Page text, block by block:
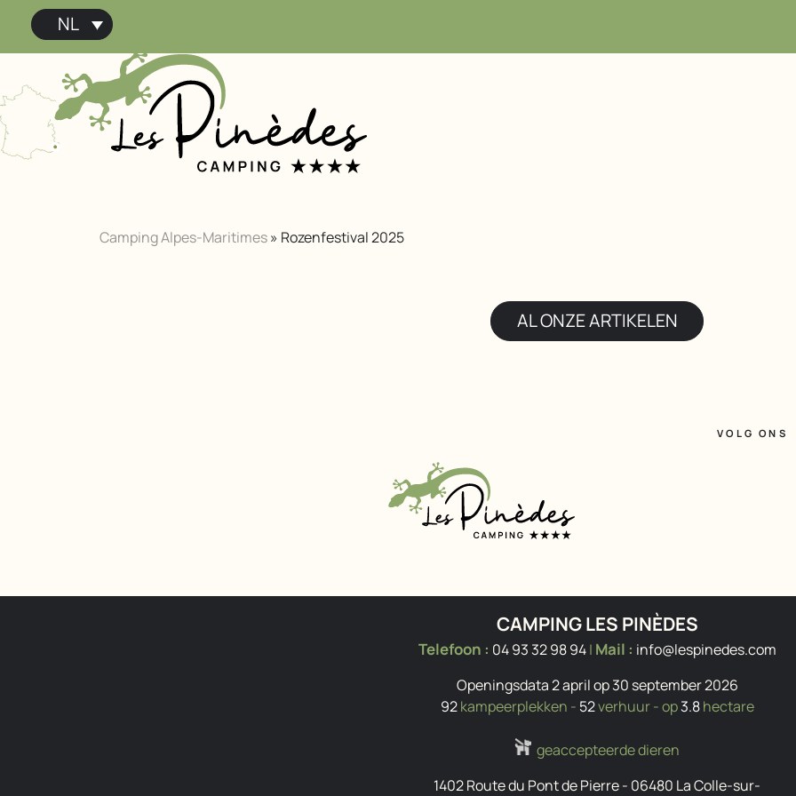
NL
Camping Alpes-Maritimes» Rozenfestival 2025
AL ONZE ARTIKELEN
VOLG ONS
CAMPING LES PINÈDES
Telefoon : 04 93 32 98 94| Mail : info@lespinedes.com
Openingsdata 2 april op 30 september 2026
92kampeerplekken - 52verhuur - op3.8hectare
geaccepteerde dieren
1402 Route du Pont de Pierre- 06480 La Colle-sur-